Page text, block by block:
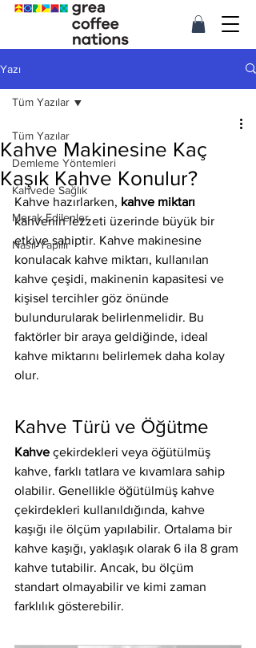
Yazı
Tüm Yazılar
Demleme Yöntemleri
Kahvede Sağlık
Merak Edilenler
Nasıl Yapılır
Tüm Yazılar
Kahve Makinesine Kaç
Kaşık Kahve Konulur?
Kahve hazırlarken, kahve miktarı
kahvenin lezzeti üzerinde büyük bir
etkiye sahiptir. Kahve makinesine
konulacak kahve miktarı, kullanılan
kahve çeşidi, makinenin kapasitesi ve
kişisel tercihler göz önünde
bulundurularak belirlenmelidir. Bu
faktörler bir araya geldiğinde, ideal
kahve miktarını belirlemek daha kolay
olur.
Kahve Türü ve Öğütme
Kahve çekirdekleri veya öğütülmüş
kahve, farklı tatlara ve kıvamlara sahip
olabilir. Genellikle öğütülmüş kahve
çekirdekleri kullanıldığında, kahve
kaşığı ile ölçüm yapılabilir. Ortalama bir
kahve kaşığı, yaklaşık olarak 6 ila 8 gram
kahve tutabilir. Ancak, bu ölçüm
standart olmayabilir ve kimi zaman
farklılık gösterebilir.